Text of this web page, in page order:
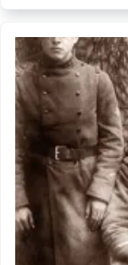
soldat
de
la
France
libre